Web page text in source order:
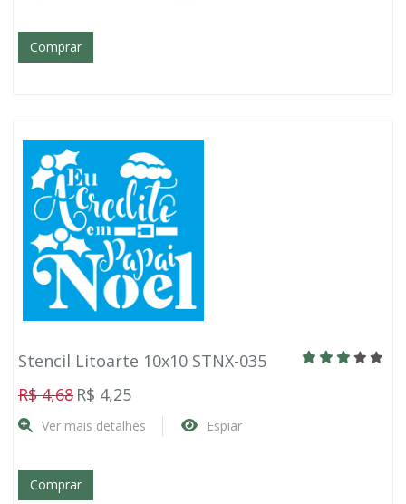
Comprar
Stencil Litoarte 10x10 STNX-035
R$ 4,68 R$ 4,25
Ver mais detalhes Espiar
Comprar